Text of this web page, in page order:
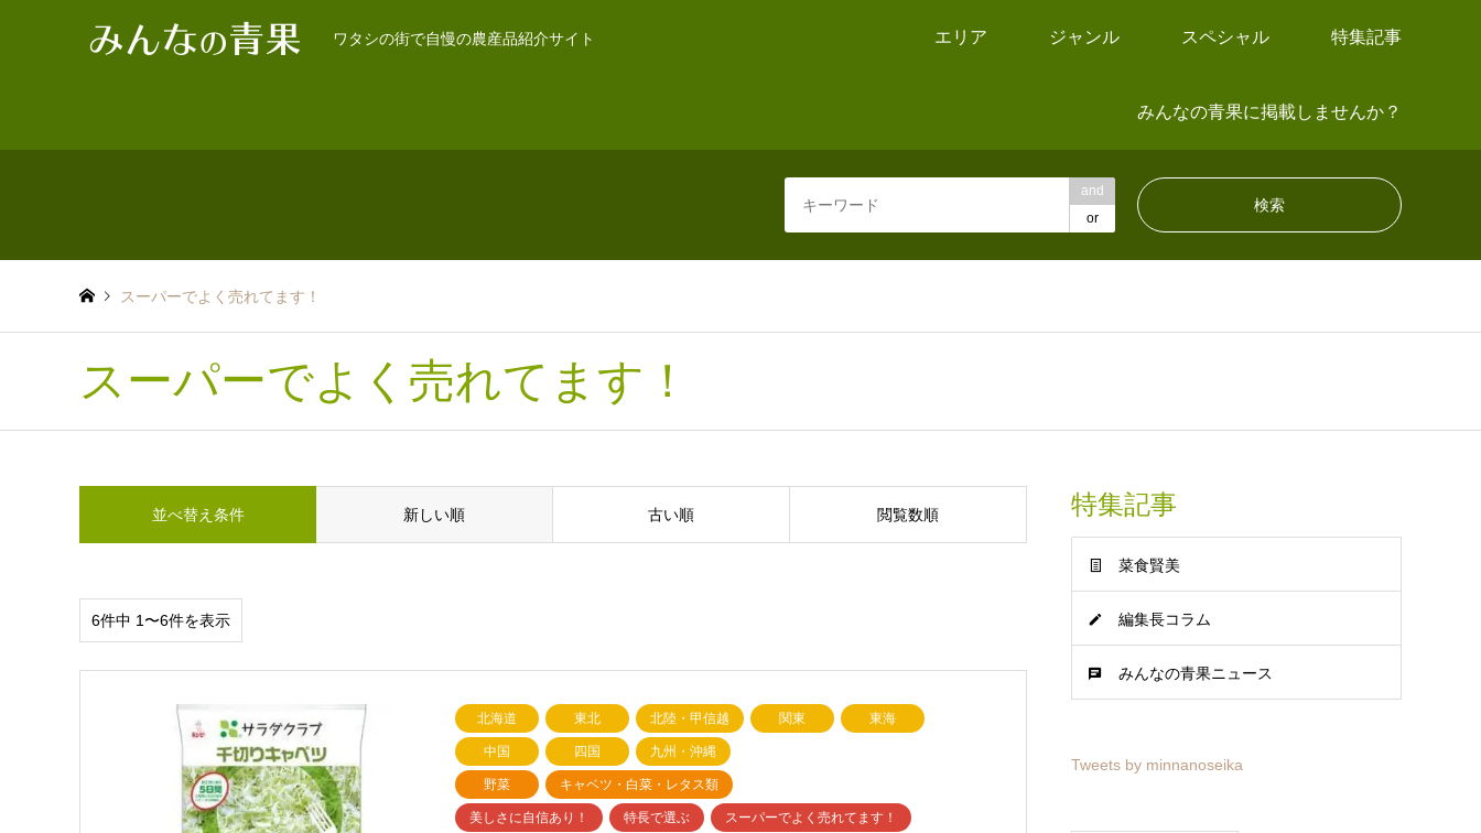
ワタシの街で自慢の農産品紹介サイト エリア ジャンル スペシャル 特集記事
みんなの青果に掲載しませんか？
and
or
スーパーでよく売れてます！
スーパーでよく売れてます！
並べ替え条件 新しい順 古い順 閲覧数順
6件中 1〜6件を表示
北海道 東北 北陸・甲信越 関東 東海
中国 四国 九州・沖縄
野菜 キャベツ・白菜・レタス類
美しさに自信あり！ 特長で選ぶ スーパーでよく売れてます！
特集記事
菜食賢美
編集長コラム
みんなの青果ニュース
Tweets by minnanoseika